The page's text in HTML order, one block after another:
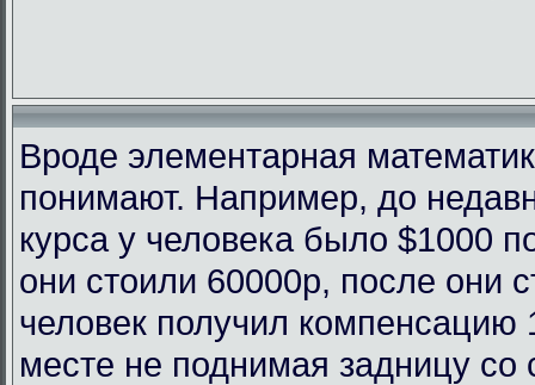
Вроде элементарная
понимают. Например, до
курса у человека было $1000
они стоили 60000р, после они
человек получил компенсацию
месте не поднимая задницу со